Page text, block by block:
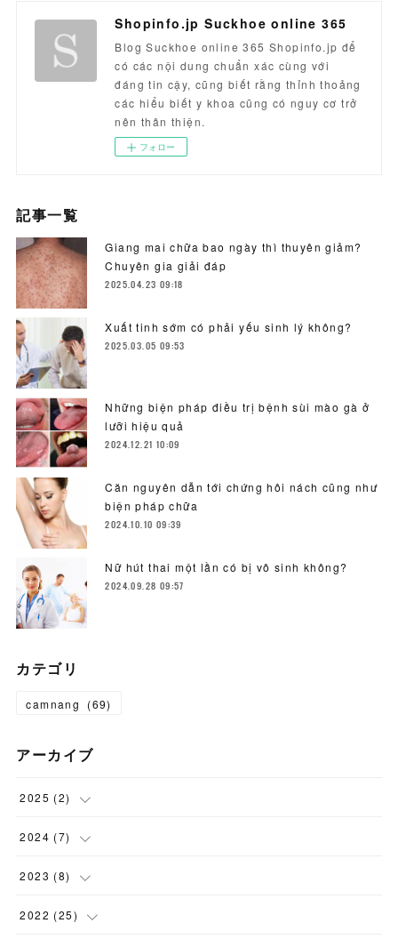
Shopinfo.jp Suckhoe online 365
Blog Suckhoe online 365 Shopinfo.jp để
có các nội dung chuẩn xác cùng với
đáng tin cậy, cũng biết rằng thỉnh thoảng
các hiểu biết y khoa cũng có nguy cơ trở
nên thân thiện.
フォロー
記事一覧
Giang mai chữa bao ngày thì thuyên giảm?
Chuyên gia giải đáp
2025.04.23 09:18
Xuất tinh sớm có phải yếu sinh lý không?
2025.03.05 09:53
Những biện pháp điều trị bệnh sùi mào gà ở
lưỡi hiệu quả
2024.12.21 10:09
Căn nguyên dẫn tới chứng hôi nách cũng như
biện pháp chữa
2024.10.10 09:39
Nữ hút thai một lần có bị vô sinh không?
2024.09.28 09:57
カテゴリ
camnang (69)
アーカイブ
2025 (2)
(1
(1
2024 (7)
(1
(1)
2023 (8)
(1)
2022 (25)